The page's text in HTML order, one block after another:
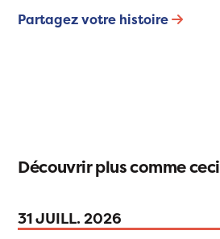
Partagez votre histoire
Découvrir plus comme ceci
31 JUILL. 2026